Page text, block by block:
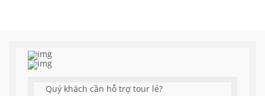
Quý khách cần hỗ trợ tour lẻ?